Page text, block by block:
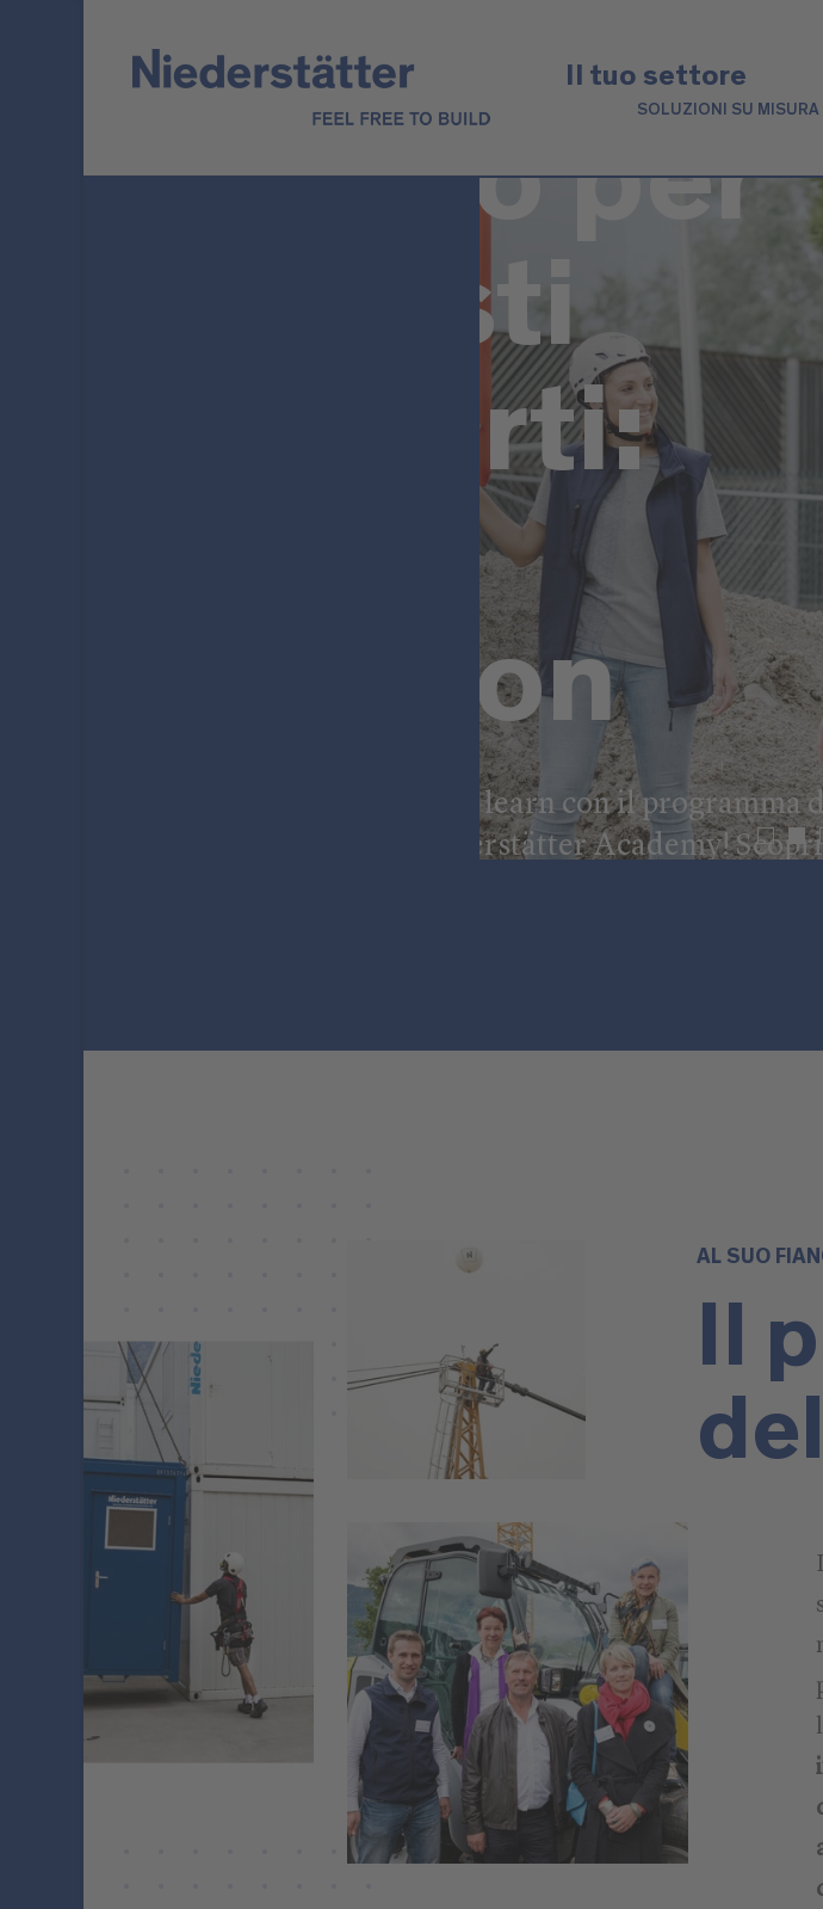
Il tuo settore
SOLUZIONI SU MISURA
Corso per
gruisti
esperti:
Edition
Feel free to learn con il programma
della Niederstätter Academy!
AL SUO
Il